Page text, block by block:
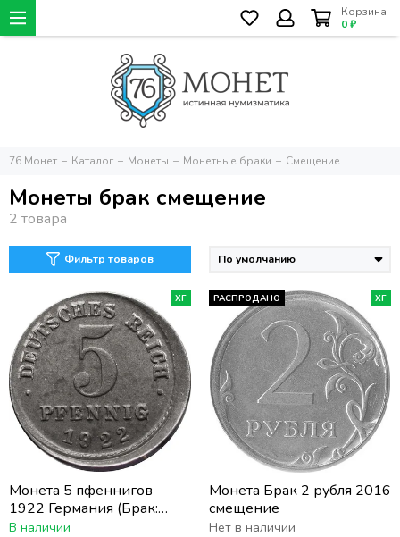
Корзина
0 ₽
76 Монет Каталог Монеты Монетные браки Смещение
Монеты брак смещение
Фильтр товаров
XF
Монета 5 пфеннигов
1922 Германия (Брак:
смещение)
В наличии
РАСПРОДАНО XF
Монета Брак 2 рубля 2016
смещение
Нет в наличии